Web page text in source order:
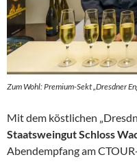
Zum Wohl: Premium-Sekt „Dresdner
Mit dem köstlichen
Staatsweingut Schloss
Abendempfang am